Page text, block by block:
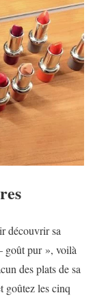
découvrir sa
goût pur », voilà
des plats de sa
goûtez les cinq